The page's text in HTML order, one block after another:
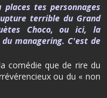
tes personnages
terrible du Grand
Choco, ou ici, la
managering. C'est de
comédie que de rire du
ou du « non